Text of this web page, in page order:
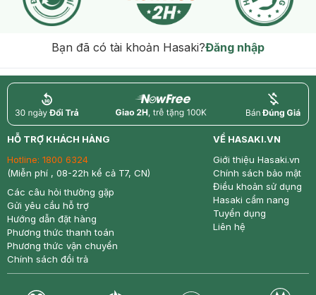
Bạn đã có tài khoản Hasaki?Đăng nhập
return nowfree price
HỖ TRỢ KHÁCH HÀNG
Hotline: 1800 6324
(Miễn phí , 08-22h kể cả T7, CN)
Các câu hỏi thường gặp
Gửi yêu cầu hỗ trợ
Hướng dẫn đặt hàng
Phương thức thanh toán
Phương thức vận chuyển
Chính sách đổi trả
VỀ HASAKI.VN
Giới thiệu Hasaki.vn
Chính sách bảo mật
Điều khoản sử dụng
Hasaki cẩm nang
Tuyển dụng
Liên hệ